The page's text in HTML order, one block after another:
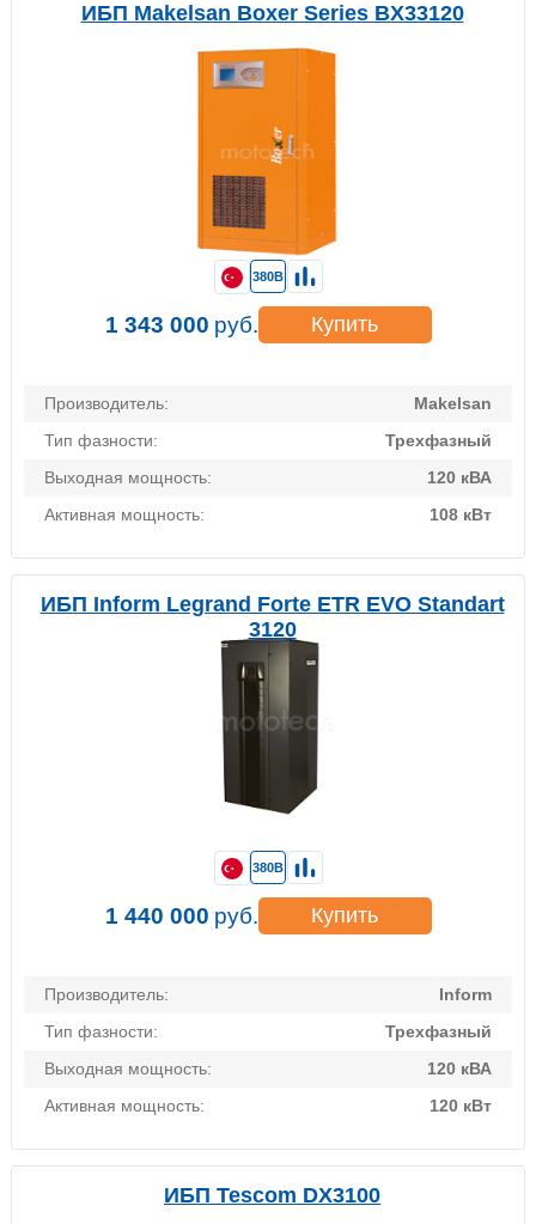
ИБП Makelsan Boxer Series BX33120
Производитель:
Makelsan
Тип фазности:
Трехфазный
Выходная мощность:
120 кВА
Активная мощность:
108 кВт
380В
1 343 000 руб. Купить
ИБП Inform Legrand Forte ETR EVO Standart
3120
Производитель:
Inform
Тип фазности:
Трехфазный
Выходная мощность:
120 кВА
Активная мощность:
120 кВт
380В
1 440 000 руб. Купить
ИБП Tescom DX3100